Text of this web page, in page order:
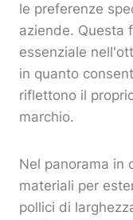
le preferenze
aziende. Questa
essenziale
in quanto
riflettono il
marchio.
Nel panorama in
materiali per
pollici di